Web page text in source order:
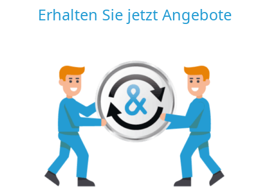
Erhalten Sie jetzt Angebote